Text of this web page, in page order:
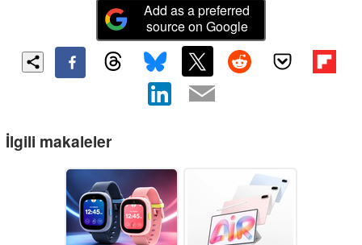
Add as a preferred
source on Google
İlgili makaleler